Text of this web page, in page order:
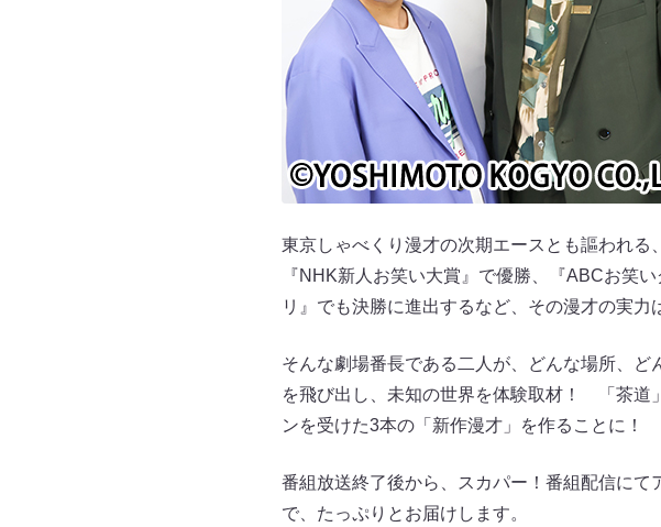
東京しゃべくり漫才の次期エースとも謳われる
『NHK新人お笑い大賞』で優勝、『ABCお笑
リ』でも決勝に進出するなど、その漫才の実力
そんな劇場番長である二人が、どんな場所、ど
を飛び出し、未知の世界を体験取材！ 「茶道
ンを受けた3本の「新作漫才」を作ることに！
番組放送終了後から、スカパー！番組配信に
で、たっぷりとお届けします。